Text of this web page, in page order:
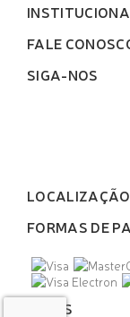
FALE
SIGA-NOS
LOCALIZAÇÃO
FORMAS DE
SELOS